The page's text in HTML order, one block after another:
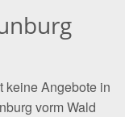
keine Angebote in
vorm Wald